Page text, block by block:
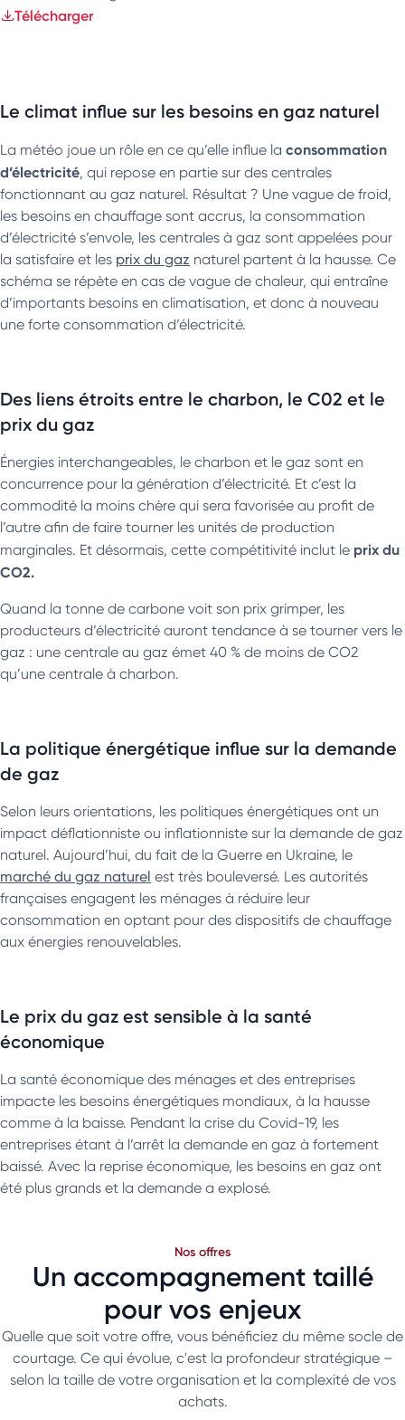
janvier, les cours avaient déjà franchi le seuil des 40 euros fin
Puis, les marchés ont rapidement réagi aux déclarations de
était « quasiment » terminée. Ces propos ont contribué à
calmer les anticipations d’une crise énergétique prolongée.
Dans ce contexte, les prix de l’énergie ont rapidement reflué.
Le pétrole a reculé d’environ 5 %, tandis que le prix du gaz en
Europe a chuté d’environ 15 %.
La volatilité a continué. Comme l’explique les Echos, le jeudi 19
mars, lesprix de la molécule de gaz« se sont envolés
jusqu’à 35 % après des attaques contre les infrastructures
répercutée sur les factures de gaz des Français mais cela va
bientôt arriver.
« . La CRE attend une hausse d’environ 15 % au
mois de mai.
Télécharger
Le climat influe sur les besoins en gaz naturel
La météo joue un rôle en ce qu’elle influe la consommation
d’électricité, qui repose en partie sur des centrales
fonctionnant au gaz naturel. Résultat ? Une vague de froid,
les besoins en chauffage sont accrus, la consommation
d’électricité s’envole, les centrales à gaz sont appelées pour
la satisfaire et les prix du gaz naturel partent à la hausse. Ce
schéma se répète en cas de vague de chaleur, qui entraîne
d’importants besoins en climatisation, et donc à nouveau
une forte consommation d’électricité.
Des liens étroits entre le charbon, le C02 et le
prix du gaz
Énergies interchangeables, le charbon et le gaz sont en
concurrence pour la génération d’électricité. Et c’est la
commodité la moins chère qui sera favorisée au profit de
l’autre afin de faire tourner les unités de production
marginales. Et désormais, cette compétitivité inclut le prix du
CO2.
Quand la tonne de carbone voit son prix grimper, les
producteurs d’électricité auront tendance à se tourner vers le
gaz : une centrale au gaz émet 40 % de moins de CO2
qu’une centrale à charbon.
La politique énergétique influe sur la demande
de gaz
Selon leurs orientations, les politiques énergétiques ont un
impact déflationniste ou inflationniste sur la demande de gaz
naturel. Aujourd’hui, du fait de la Guerre en Ukraine, le
marché du gaz naturel est très bouleversé. Les autorités
françaises engagent les ménages à réduire leur
consommation en optant pour des dispositifs de chauffage
aux énergies renouvelables.
Le prix du gaz est sensible à la santé
économique
La santé économique des ménages et des entreprises
impacte les besoins énergétiques mondiaux, à la hausse
comme à la baisse. Pendant la crise du Covid-19, les
entreprises étant à l’arrêt la demande en gaz à fortement
baissé. Avec la reprise économique, les besoins en gaz ont
été plus grands et la demande a explosé.
Nos offres
Un accompagnement taillé
pour vos enjeux
Quelle que soit votre offre, vous bénéficiez du même socle de
courtage. Ce qui évolue, c'est la profondeur stratégique –
selon la taille de votre organisation et la complexité de vos
achats.